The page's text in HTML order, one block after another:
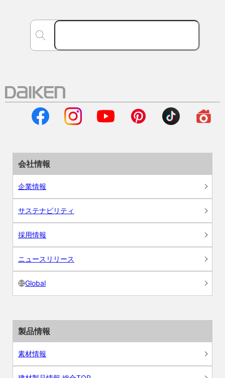
会社情報
企業情報
サステナビリティ
採用情報
ニュースリリース
Global
製品情報
素材情報